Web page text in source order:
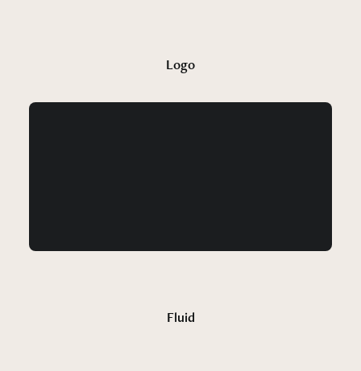
Entretenir ses pièces
Logo
Fluid